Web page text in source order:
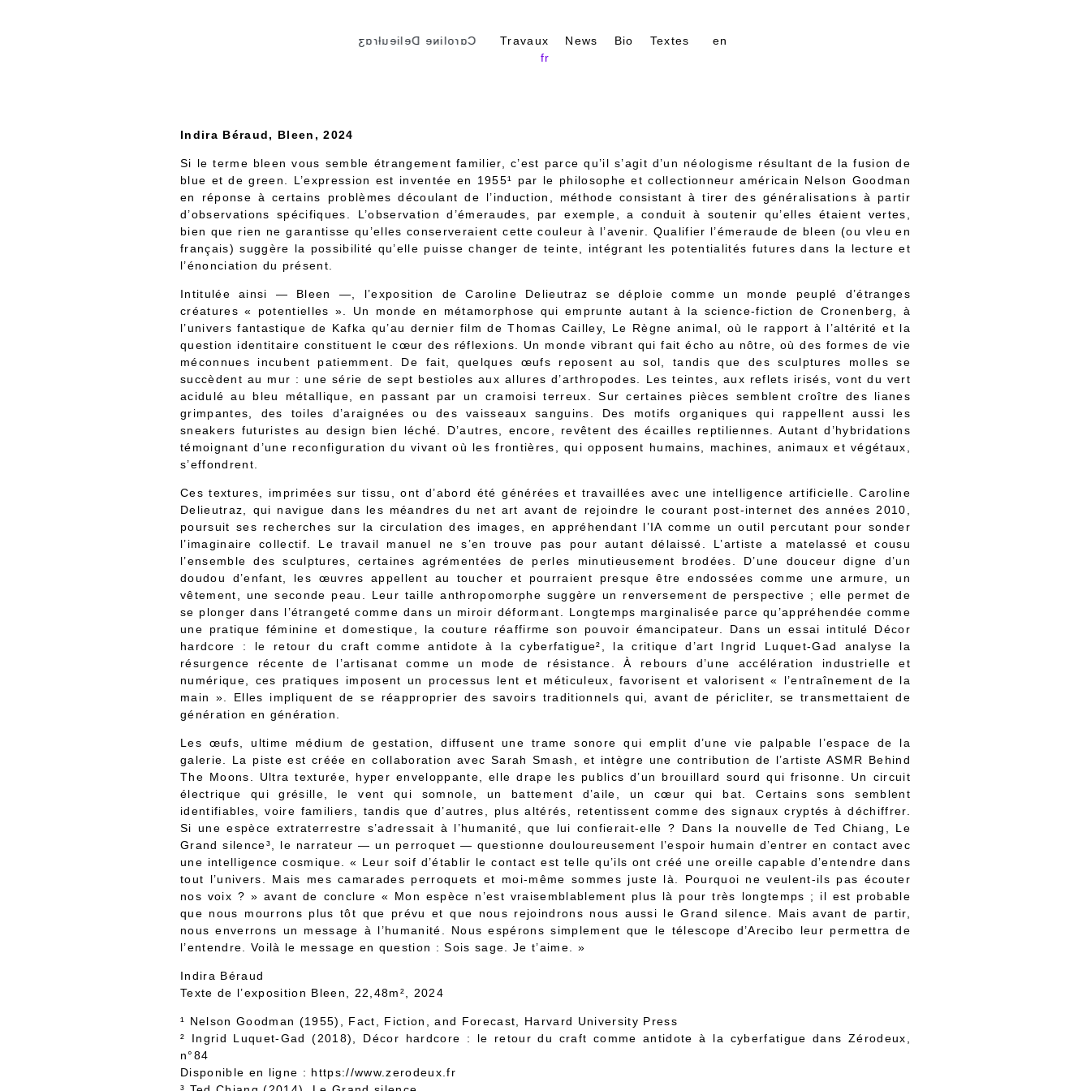
Cɑɾoliɴe Delieuƚɾɑʒ Travaux News Bio Textes
en
fr
Indira Béraud, Bleen, 2024
Si le terme bleen vous semble étrangement familier, c’est parce qu’il s’agit d’un néologisme résultant de la fusion de
blue et de green. L’expression est inventée en 1955¹ par le philosophe et collectionneur américain Nelson Goodman
en réponse à certains problèmes découlant de l’induction, méthode consistant à tirer des généralisations à partir
d’observations spécifiques. L’observation d’émeraudes, par exemple, a conduit à soutenir qu’elles étaient vertes,
bien que rien ne garantisse qu’elles conserveraient cette couleur à l’avenir. Qualifier l’émeraude de bleen (ou vleu en
français) suggère la possibilité qu’elle puisse changer de teinte, intégrant les potentialités futures dans la lecture et
l’énonciation du présent.
Intitulée ainsi — Bleen —, l’exposition de Caroline Delieutraz se déploie comme un monde peuplé d’étranges
créatures « potentielles ». Un monde en métamorphose qui emprunte autant à la science-fiction de Cronenberg, à
l’univers fantastique de Kafka qu’au dernier film de Thomas Cailley, Le Règne animal, où le rapport à l’altérité et la
question identitaire constituent le cœur des réflexions. Un monde vibrant qui fait écho au nôtre, où des formes de vie
méconnues incubent patiemment. De fait, quelques œufs reposent au sol, tandis que des sculptures molles se
succèdent au mur : une série de sept bestioles aux allures d’arthropodes. Les teintes, aux reflets irisés, vont du vert
acidulé au bleu métallique, en passant par un cramoisi terreux. Sur certaines pièces semblent croître des lianes
grimpantes, des toiles d’araignées ou des vaisseaux sanguins. Des motifs organiques qui rappellent aussi les
sneakers futuristes au design bien léché. D’autres, encore, revêtent des écailles reptiliennes. Autant d’hybridations
témoignant d’une reconfiguration du vivant où les frontières, qui opposent humains, machines, animaux et végétaux,
s’effondrent.
Ces textures, imprimées sur tissu, ont d’abord été générées et travaillées avec une intelligence artificielle. Caroline
Delieutraz, qui navigue dans les méandres du net art avant de rejoindre le courant post-internet des années 2010,
poursuit ses recherches sur la circulation des images, en appréhendant l’IA comme un outil percutant pour sonder
l’imaginaire collectif. Le travail manuel ne s’en trouve pas pour autant délaissé. L’artiste a matelassé et cousu
l’ensemble des sculptures, certaines agrémentées de perles minutieusement brodées. D’une douceur digne d’un
doudou d’enfant, les œuvres appellent au toucher et pourraient presque être endossées comme une armure, un
vêtement, une seconde peau. Leur taille anthropomorphe suggère un renversement de perspective ; elle permet de
se plonger dans l’étrangeté comme dans un miroir déformant. Longtemps marginalisée parce qu’appréhendée comme
une pratique féminine et domestique, la couture réaffirme son pouvoir émancipateur. Dans un essai intitulé Décor
hardcore : le retour du craft comme antidote à la cyberfatigue², la critique d’art Ingrid Luquet-Gad analyse la
résurgence récente de l’artisanat comme un mode de résistance. À rebours d’une accélération industrielle et
numérique, ces pratiques imposent un processus lent et méticuleux, favorisent et valorisent « l’entraînement de la
main ». Elles impliquent de se réapproprier des savoirs traditionnels qui, avant de péricliter, se transmettaient de
génération en génération.
Les œufs, ultime médium de gestation, diffusent une trame sonore qui emplit d’une vie palpable l’espace de la
galerie. La piste est créée en collaboration avec Sarah Smash, et intègre une contribution de l’artiste ASMR Behind
The Moons. Ultra texturée, hyper enveloppante, elle drape les publics d’un brouillard sourd qui frisonne. Un circuit
électrique qui grésille, le vent qui somnole, un battement d’aile, un cœur qui bat. Certains sons semblent
identifiables, voire familiers, tandis que d’autres, plus altérés, retentissent comme des signaux cryptés à déchiffrer.
Si une espèce extraterrestre s’adressait à l’humanité, que lui confierait-elle ? Dans la nouvelle de Ted Chiang, Le
Grand silence³, le narrateur — un perroquet — questionne douloureusement l’espoir humain d’entrer en contact avec
une intelligence cosmique. « Leur soif d’établir le contact est telle qu’ils ont créé une oreille capable d’entendre dans
tout l’univers. Mais mes camarades perroquets et moi-même sommes juste là. Pourquoi ne veulent-ils pas écouter
nos voix ? » avant de conclure « Mon espèce n’est vraisemblablement plus là pour très longtemps ; il est probable
que nous mourrons plus tôt que prévu et que nous rejoindrons nous aussi le Grand silence. Mais avant de partir,
nous enverrons un message à l’humanité. Nous espérons simplement que le télescope d’Arecibo leur permettra de
l’entendre. Voilà le message en question : Sois sage. Je t’aime. »
Indira Béraud
Texte de l’exposition Bleen, 22,48m², 2024
¹ Nelson Goodman (1955), Fact, Fiction, and Forecast, Harvard University Press
² Ingrid Luquet-Gad (2018), Décor hardcore : le retour du craft comme antidote à la cyberfatigue dans Zérodeux,
n°84
Disponible en ligne : https://www.zerodeux.fr